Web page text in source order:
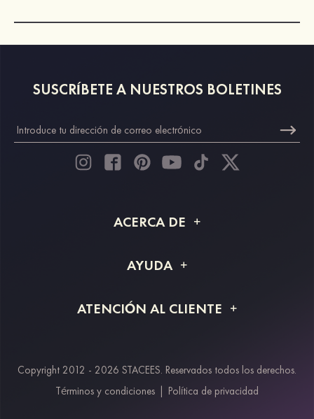
SUSCRÍBETE A NUESTROS BOLETINES
ACERCA DE
Información de envío
AYUDA
Devoluciones y reembolsos
ATENCIÓN AL CLIENTE
Métodos de pago
Klarna
Copyright 2012 - 2026 STACEES. Reservados todos los derechos.
Términos y condiciones
Política de privacidad